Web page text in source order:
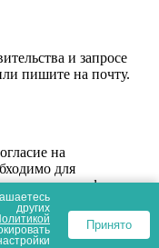
и запросе
пишите на почту.
на
для
анализа трафика.
носит
публичной офертой.
соглашение
Принято